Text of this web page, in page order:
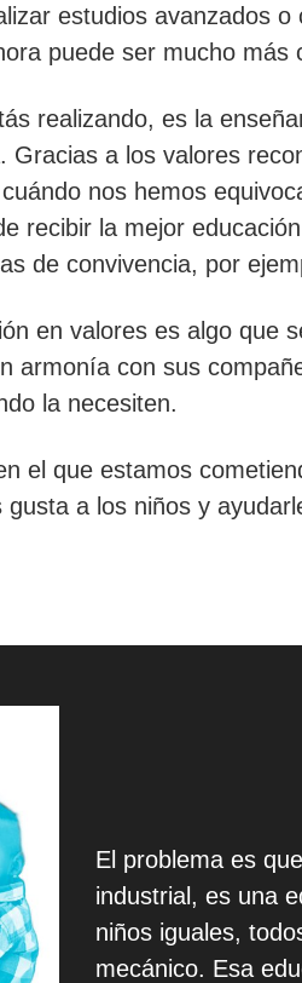
estudios avanzados
puede ser mucho más
realizando, es la
a los valores
nos hemos
recibir la mejor
de convivencia, por
en valores es algo que
armonía con sus
la necesiten.
el que estamos
a los niños y
El problema es
industrial, es una
niños iguales,
mecánico. Esa